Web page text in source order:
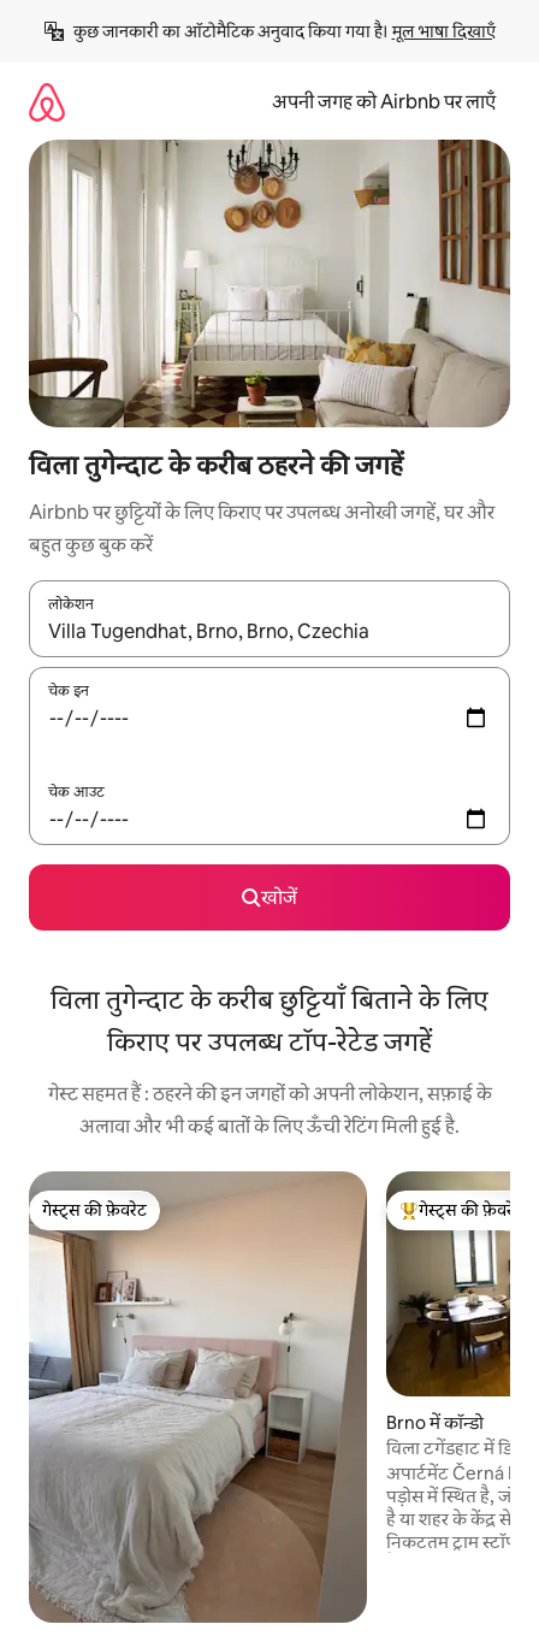
छोड़कर
कॉन्टेंट
कुछ जानकारी का ऑटोमैटिक अनुवाद किया गया है। मूल भाषा दिखाएँ
अपनी जगह को Airbnb पर लाएँ
विला तुगेन्दाट के करीब ठहरने की जगहें
Airbnb पर छुट्टियों के लिए किराए पर उपलब्ध अनोखी जगहें, घर और
बहुत कुछ बुक करें
लोकेशन
नतीजों के उपलब्ध होने पर, अप और डाउन 'ऐरो की' का इस्तेमाल करके नेविगेट
चेक इन
चेक आउट
खोजें
विला तुगेन्दाट के करीब छुट्टियाँ बिताने के लिए
किराए पर उपलब्ध टॉप-रेटेड जगहें
गेस्ट सहमत हैं : ठहरने की इन जगहों को अपनी लोकेशन, सफ़ाई के
अलावा और भी कई बातों के लिए ऊँची रेटिंग मिली हुई है.
गेस्ट्स की फ़ेवरेट
गेस्ट्स की फ़ेवरेट
गेस्ट्स का टॉप फ़ेवरेट
गेस्ट्स की फ़ेवरेट
Brno में कॉन्डो
विला टगेंडहाट में
अपार्टमेंट Černá
पड़ोस में स्थित है, जो
है या शहर के केंद्र से 15
निकटतम ट्राम स्टॉप